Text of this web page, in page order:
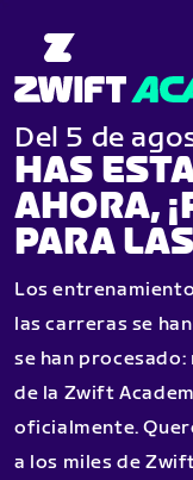
Del 5 de
HAS
AHORA,
PARA
Los
las carreras se
se han
de la Zwift
oficialmente.
a los miles de